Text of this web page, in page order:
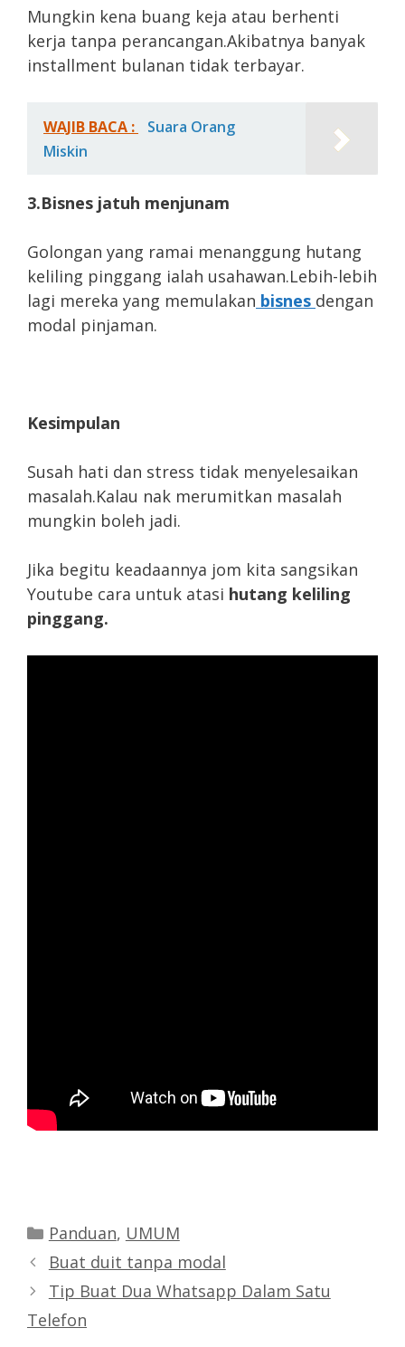
Mungkin kena buang keja atau berhenti
kerja tanpa perancangan.Akibatnya banyak
installment bulanan tidak terbayar.
WAJIB BACA :
Suara Orang
Miskin
3.Bisnes jatuh menjunam
Golongan yang ramai menanggung hutang
keliling pinggang ialah usahawan.Lebih-lebih
lagi mereka yang memulakan bisnes dengan
modal pinjaman.
Kesimpulan
Susah hati dan stress tidak menyelesaikan
masalah.Kalau nak merumitkan masalah
mungkin boleh jadi.
Jika begitu keadaannya jom kita sangsikan
Youtube cara untuk atasi hutang keliling
pinggang.
Categories
Panduan, UMUM
Buat duit tanpa modal
Tip Buat Dua Whatsapp Dalam Satu
Telefon